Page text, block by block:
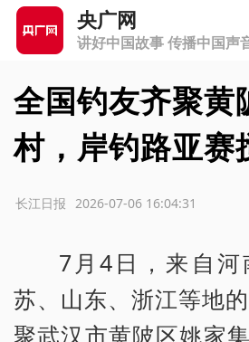
央广网
讲好中国故事 传播中国声
全国钓友齐聚黄
村，岸钓路亚赛
2026-07-06 16:04:31
长江日报
7月4日，来自河
苏、山东、浙江等地
聚武汉市黄陂区姚家